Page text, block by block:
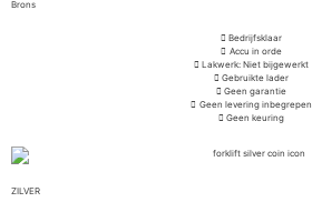
Brons
Bedrijfsklaar
Accu in orde
Lakwerk: Niet bijgewerkt
Gebruikte lader
Geen garantie
Geen levering inbegrepen
Geen keuring
ZILVER